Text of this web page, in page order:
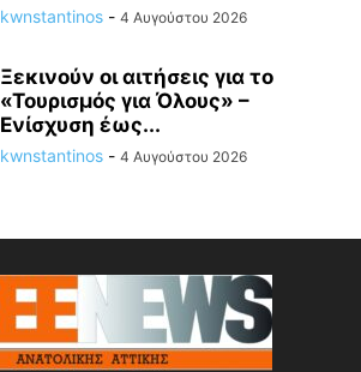
kwnstantinos - 4 Αυγούστου 2026
Ξεκινούν οι αιτήσεις για το
«Τουρισμός για Όλους» –
Ενίσχυση έως...
kwnstantinos - 4 Αυγούστου 2026